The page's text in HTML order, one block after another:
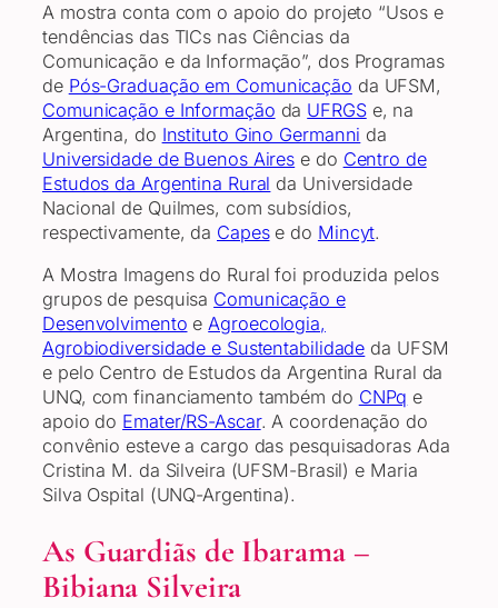
A mostra conta com o apoio do projeto “Usos e
tendências das TICs nas Ciências da
Comunicação e da Informação”, dos Programas
de Pós-Graduação em Comunicação da UFSM,
Comunicação e Informação da UFRGSe, na
Argentina, do Instituto Gino Germanni da
Universidade de Buenos Aires e do Centro de
Estudos da Argentina Rural da Universidade
Nacional de Quilmes, com subsídios,
respectivamente, da Capese do Mincyt.
A Mostra Imagens do Rural foi produzida pelos
grupos de pesquisa Comunicação e
Desenvolvimento eAgroecologia,
Agrobiodiversidade e Sustentabilidade da UFSM
e pelo Centro de Estudos da Argentina Rural da
UNQ, com financiamento também do CNPq e
apoio do Emater/RS-Ascar. A coordenação do
convênio esteve a cargo das pesquisadoras Ada
Cristina M. da Silveira (UFSM-Brasil) e Maria
Silva Ospital (UNQ-Argentina).
As Guardiãs de Ibarama –
Bibiana Silveira